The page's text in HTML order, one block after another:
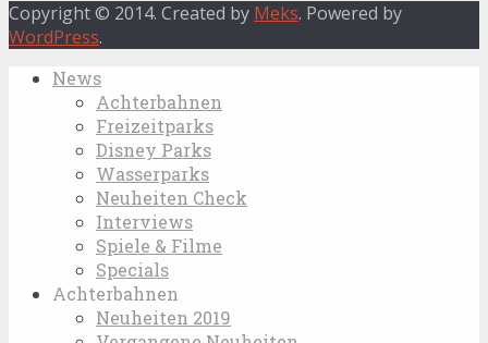
Copyright © 2014. Created by Meks. Powered by
WordPress.
News
Achterbahnen
Freizeitparks
Disney Parks
Wasserparks
Neuheiten Check
Interviews
Spiele & Filme
Specials
Achterbahnen
Neuheiten 2019